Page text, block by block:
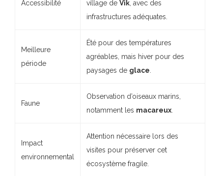
Accessibilité village de Vik , avec des
infrastructures adéquates.
Meilleure
période
Été pour des températures
agréables, mais hiver pour des
paysages de glace
Faune
Observation d’oiseaux marins,
notamment les macareux
Impact
environnemental
Attention nécessaire lors des
visites pour préserver cet
écosystème fragile.